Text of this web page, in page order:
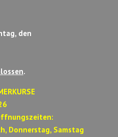
den
.
Donnerstag, Samstag